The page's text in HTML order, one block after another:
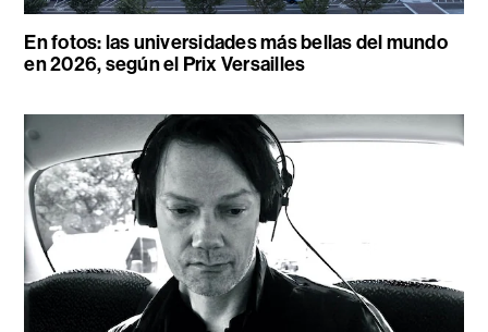
En fotos: las universidades más bellas del mundo
en 2026, según el Prix Versailles